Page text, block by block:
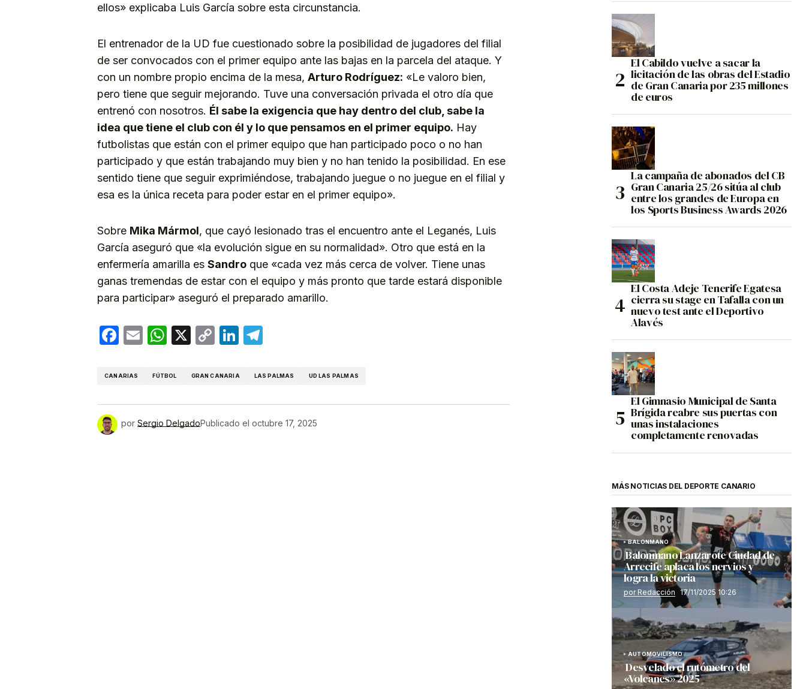
ellos» explicaba Luis García sobre esta circunstancia.
El entrenador de la UD fue cuestionado sobre la posibilidad de jugadores del filial
de ser convocados con el primer equipo ante las bajas en la parcela del ataque. Y
con un nombre propio encima de la mesa, Arturo Rodríguez: «Le valoro bien,
pero tiene que seguir mejorando. Tuve una conversación privada el otro día que
entrenó con nosotros. Él sabe la exigencia que hay dentro del club, sabe la
idea que tiene el club con él y lo que pensamos en el primer equipo. Hay
futbolistas que están con el primer equipo que han participado poco o no han
participado y que están trabajando muy bien y no han tenido la posibilidad. En ese
sentido tiene que seguir exprimiéndose, trabajando juegue o no juegue en el filial y
esa es la única receta para poder estar en el primer equipo».
Sobre Mika Mármol, que cayó lesionado tras el encuentro ante el Leganés, Luis
García aseguró que «la evolución sigue en su normalidad». Otro que está en la
enfermería amarilla es Sandro que «cada vez más cerca de volver. Tiene unas
ganas tremendas de estar con el equipo y más pronto que tarde estará disponible
para participar» aseguró el preparado amarillo.
Facebook
EmailWhatsApp
X
CopyLinkedIn
CANARIAS FÚTBOL GRAN CANARIA LAS PALMAS UD LAS PALMAS
por Sergio DelgadoPublicado el octubre 17, 2025
El Cabildo vuelve a sacar la
licitación de las obras del Estadio
de Gran Canaria por 235 millones
de euros
La campaña de abonados del CB
Gran Canaria 25/26 sitúa al club
entre los grandes de Europa en
los Sports Business Awards 2026
El Costa Adeje Tenerife Egatesa
cierra su stage en Tafalla con un
nuevo test ante el Deportivo
Alavés
El Gimnasio Municipal de Santa
Brígida reabre sus puertas con
unas instalaciones
completamente renovadas
MÁS NOTICIAS DEL DEPORTE CANARIO
BALONMANO
Balonmano Lanzarote Ciudad de
Arrecife aplaca los nervios y
logra la victoria
por Redacción 17/11/2025 10:26
AUTOMOVILISMO
Desvelado el rutómetro del
«Volcanes» 2025